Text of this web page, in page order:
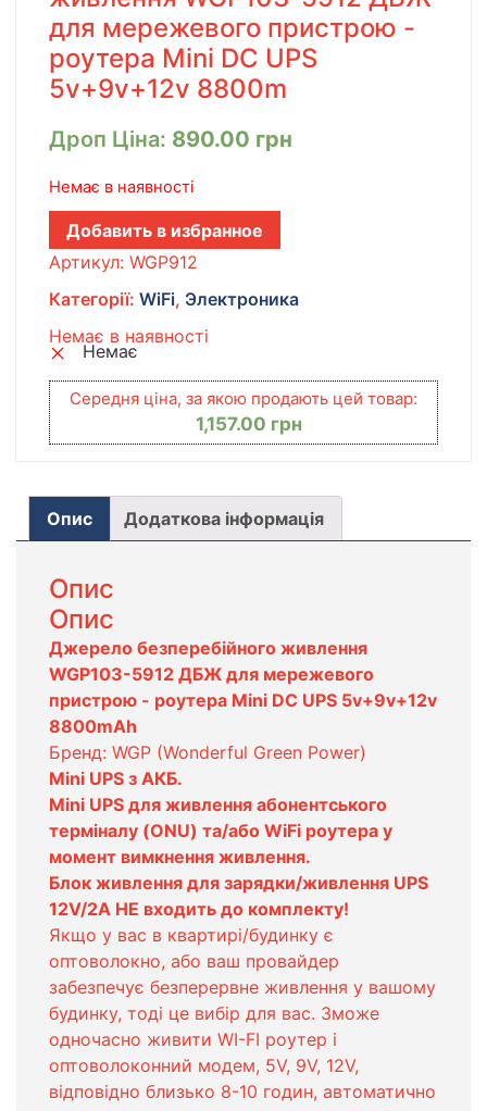
для мережевого пристрою -
роутера Mini DC UPS
5v+9v+12v 8800m
Дроп Ціна: 890.00 грн
Немає в наявності
Добавить в избранное
Артикул: WGP912
Категорії: WiFi, Электроника
Немає в наявності
Немає
Середня ціна, за якою продають цей товар:
1,157.00 грн
Опис Додаткова інформація
Опис
Опис
Джерело безперебійного живлення
WGP103-5912 ДБЖ для мережевого
пристрою - роутера Mini DC UPS 5v+9v+12v
8800mAh
Бренд: WGP (Wonderful Green Power)
Mini UPS з АКБ.
Mini UPS для живлення абонентського
терміналу (ONU) та/або WiFi роутера у
момент вимкнення живлення.
Блок живлення для зарядки/живлення UPS
12V/2A НЕ входить до комплекту!
Якщо у вас в квартирі/будинку є
оптоволокно, або ваш провайдер
забезпечує безперервне живлення у вашому
будинку, тоді це вибір для вас. Зможе
одночасно живити WI-FI роутер і
оптоволоконний модем, 5V, 9V, 12V,
відповідно близько 8-10 годин, автоматично